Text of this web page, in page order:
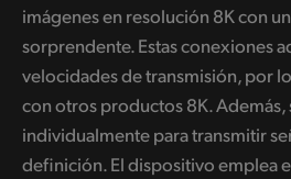
imágenes en resolución 8K con
sorprendente. Estas conexiones
velocidades de transmisión, por
con otros productos 8K.
individualmente para transmitir
definición. El dispositivo emplea